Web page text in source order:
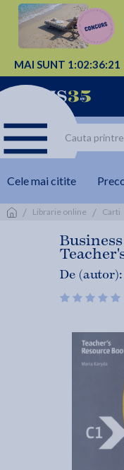
MAI SUNT 1:02:36:21
Cele mai citite
/ Librarie online / Carti
De (autor):